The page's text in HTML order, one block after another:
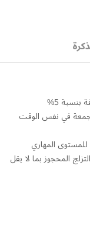
5%
في نفس الوقت
المهاري
المحجوز بما لا يقل